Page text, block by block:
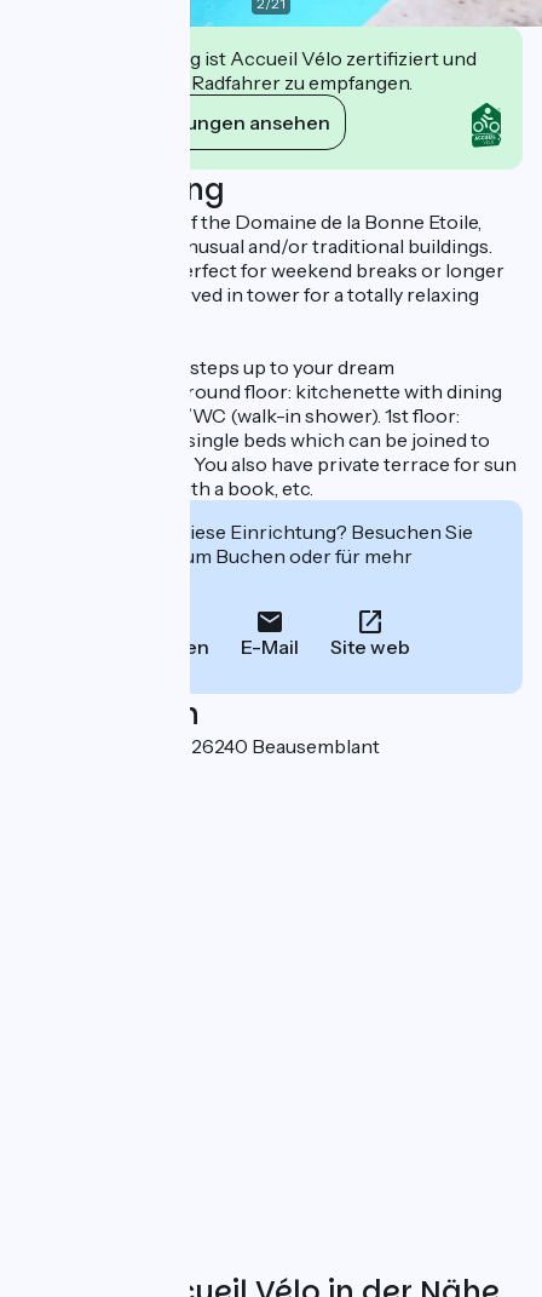
Diese Einrichtung ist Accueil Vélo zertifiziert und
verpflichtet sich, Radfahrer zu empfangen.
Ihre Verpflichtungen ansehen
Beschreibung
Tower in grounds of the Domaine de la Bonne Etoile,
ideal for lovers of unusual and/or traditional buildings.
This cosy nest is perfect for weekend breaks or longer
stays. Breakfast served in tower for a totally relaxing
Take narrow stone steps up to your dream
accommodation. Ground floor: kitchenette with dining
area, shower room/WC (walk-in shower). 1st floor:
bedroom with two single beds which can be joined to
form king-size bed. You also have private terrace for sun
bathing, relaxing with a book, etc.
Interessiert Sie diese Einrichtung? Besuchen Sie
deren Website zum Buchen oder für mehr
Anrufen E-Mail Site web
Localisation
1149 route du vivier 26240 Beausemblant